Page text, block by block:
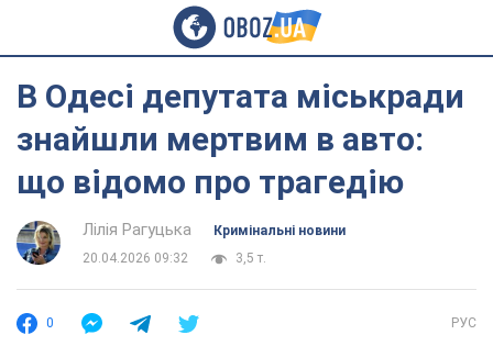
В Одесі депутата міськради
знайшли мертвим в авто:
що відомо про трагедію
Лілія Рагуцька
Кримінальні новини
20.04.2026 09:32
3,5 т.
0 РУС